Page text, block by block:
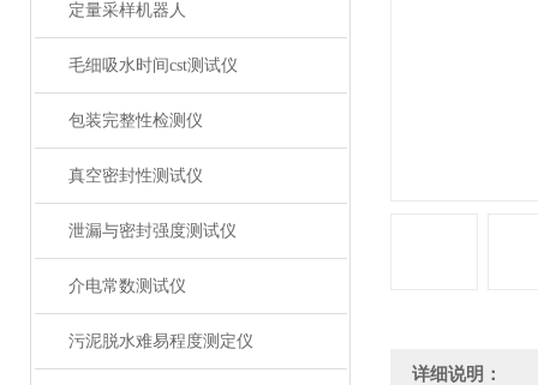
定量采样机器人
毛细吸水时间cst测试仪
包装完整性检测仪
真空密封性测试仪
泄漏与密封强度测试仪
介电常数测试仪
污泥脱水难易程度测定仪
详细说明：